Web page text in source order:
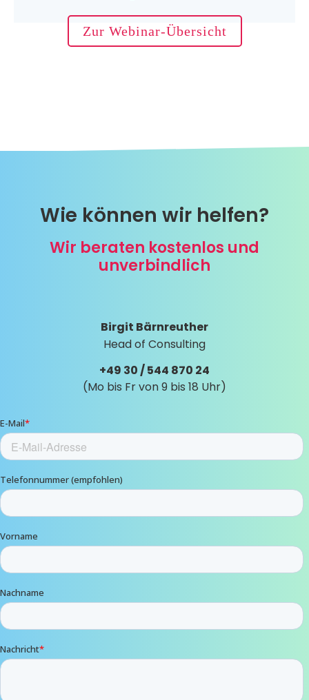
Zur Webinar-Übersicht
Wie können wir helfen?
Wir beraten kostenlos und
unverbindlich
Birgit Bärnreuther
Head of Consulting
+49 30 / 544 870 24
(Mo bis Fr von 9 bis 18 Uhr)